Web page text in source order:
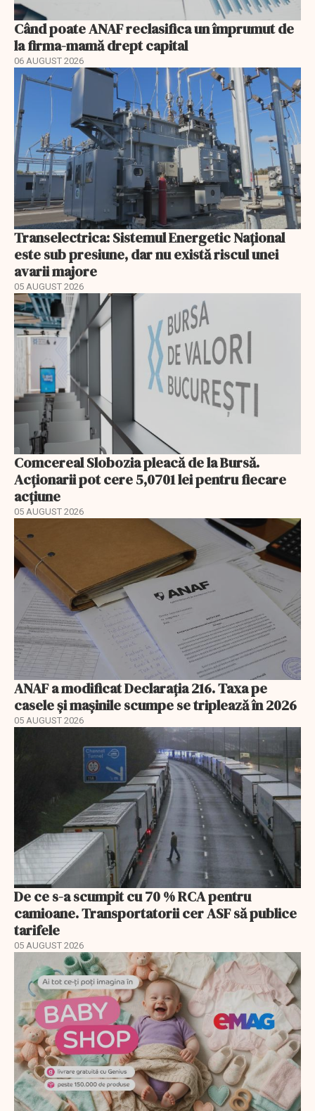
Când poate ANAF reclasifica un împrumut de
la firma-mamă drept capital
06 AUGUST 2026
Transelectrica: Sistemul Energetic Național
este sub presiune, dar nu există riscul unei
avarii majore
05 AUGUST 2026
Comcereal Slobozia pleacă de la Bursă.
Acționarii pot cere 5,0701 lei pentru fiecare
acțiune
05 AUGUST 2026
ANAF a modificat Declarația 216. Taxa pe
casele și mașinile scumpe se triplează în 2026
05 AUGUST 2026
De ce s-a scumpit cu 70 % RCA pentru
camioane. Transportatorii cer ASF să publice
tarifele
05 AUGUST 2026